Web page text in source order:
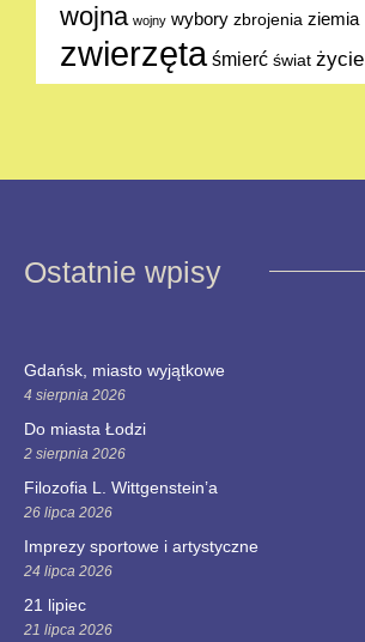
wojna wojny wybory zbrojenia ziemia
zwierzęta śmierć świat życie
Ostatnie wpisy
Gdańsk, miasto wyjątkowe
4 sierpnia 2026
Do miasta Łodzi
2 sierpnia 2026
Filozofia L. Wittgenstein’a
26 lipca 2026
Imprezy sportowe i artystyczne
24 lipca 2026
21 lipiec
21 lipca 2026